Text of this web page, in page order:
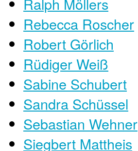
Rebecca Roscher
Robert Görlich
Rüdiger Weiß
Sabine Schubert
Sandra Schüssel
Sebastian Wehner
Siegbert Mattheis